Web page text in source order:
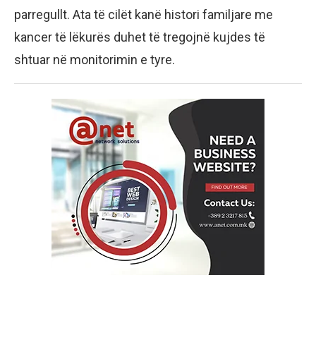
parregullt. Ata të cilët kanë histori familjare me
kancer të lëkurës duhet të tregojnë kujdes të
shtuar në monitorimin e tyre.